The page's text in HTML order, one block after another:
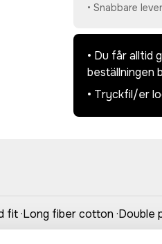
• Snabbare
• Du får alltid
beställningen
• Tryckfil/er
fit ·Long fiber cotton